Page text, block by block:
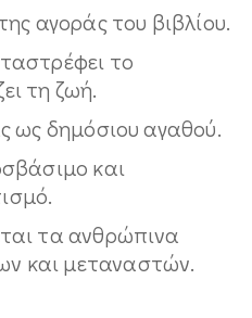
αγοράς του βιβλίου.
το
τη ζωή.
ως δημόσιου αγαθού.
και
τα ανθρώπινα
και μεταναστών.